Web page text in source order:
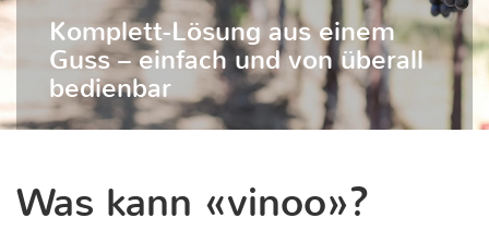
Komplett-Lösung aus einem
Guss – einfach und von überall
bedienbar
Was kann «vinoo»?